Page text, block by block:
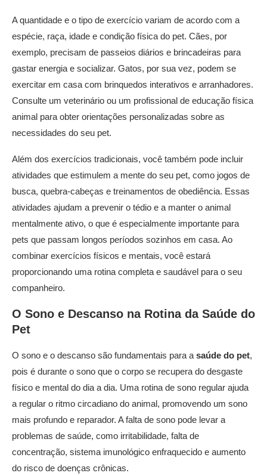
A quantidade e o tipo de exercício variam de acordo com a
espécie, raça, idade e condição física do pet. Cães, por
exemplo, precisam de passeios diários e brincadeiras para
gastar energia e socializar. Gatos, por sua vez, podem se
exercitar em casa com brinquedos interativos e arranhadores.
Consulte um veterinário ou um profissional de educação física
animal para obter orientações personalizadas sobre as
necessidades do seu pet.
Além dos exercícios tradicionais, você também pode incluir
atividades que estimulem a mente do seu pet, como jogos de
busca, quebra-cabeças e treinamentos de obediência. Essas
atividades ajudam a prevenir o tédio e a manter o animal
mentalmente ativo, o que é especialmente importante para
pets que passam longos períodos sozinhos em casa. Ao
combinar exercícios físicos e mentais, você estará
proporcionando uma rotina completa e saudável para o seu
companheiro.
O Sono e Descanso na Rotina da Saúde do
Pet
O sono e o descanso são fundamentais para a saúde do pet,
pois é durante o sono que o corpo se recupera do desgaste
físico e mental do dia a dia. Uma rotina de sono regular ajuda
a regular o ritmo circadiano do animal, promovendo um sono
mais profundo e reparador. A falta de sono pode levar a
problemas de saúde, como irritabilidade, falta de
concentração, sistema imunológico enfraquecido e aumento
do risco de doenças crônicas.